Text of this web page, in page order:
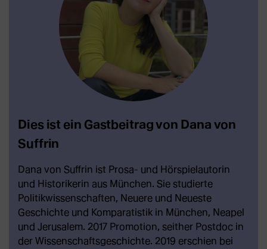
Dies ist ein Gastbeitrag von Dana von
Suffrin
Dana von Suffrin ist Prosa- und Hörspielautorin
und Historikerin aus München. Sie studierte
Politikwissenschaften, Neuere und Neueste
Geschichte und Komparatistik in München, Neapel
und Jerusalem. 2017 Promotion, seither Postdoc in
der Wissenschaftsgeschichte. 2019 erschien bei